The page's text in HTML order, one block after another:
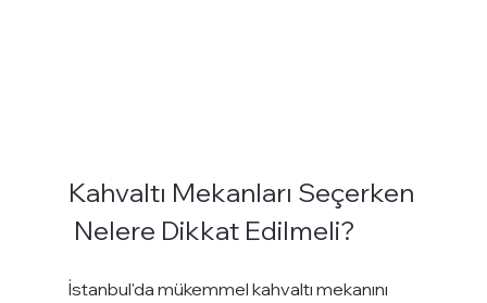
Kahvaltı Mekanları Seçerken
Nelere Dikkat Edilmeli?
İstanbul'da mükemmel kahvaltı mekanını